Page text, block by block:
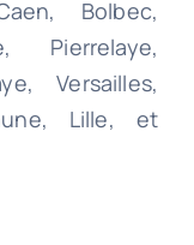
Bolbec,
Pierrelaye,
Versailles,
Lille, et